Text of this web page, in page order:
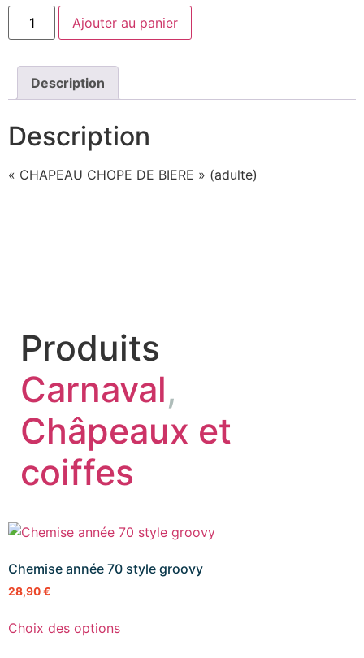
Ajouter au panier
Description
Description
« CHAPEAU CHOPE DE BIERE » (adulte)
Produits
Carnaval,
Châpeaux et
coiffes
Chemise année 70 style groovy
28,90€
Choix des options